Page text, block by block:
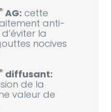
® AG: cette
anti-
la
nocives
® diffusant:
de la
valeur de